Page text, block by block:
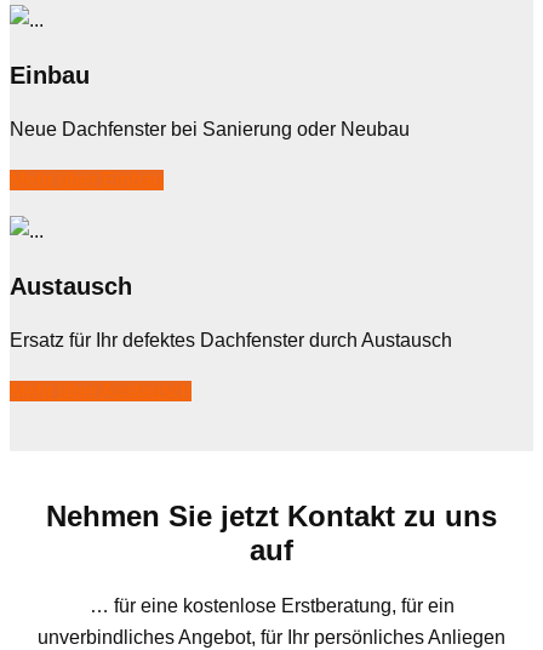
Einbau
Neue Dachfenster bei Sanierung oder Neubau
Mehr über Einbau
Austausch
Ersatz für Ihr defektes Dachfenster durch Austausch
Mehr über Austausch
Nehmen Sie jetzt Kontakt zu uns
auf
… für eine kostenlose Erstberatung, für ein
unverbindliches Angebot, für Ihr persönliches Anliegen